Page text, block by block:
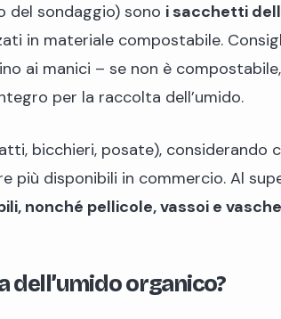
del sondaggio) sono i sacchetti
in materiale compostabile.
ai manici – se non è
per la raccolta dell’umido.
bicchieri, posate), considerando
più disponibili in commercio. Al
nonché pellicole, vassoi e
organico?